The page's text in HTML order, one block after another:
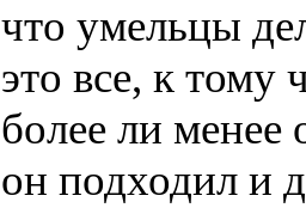
что умельцы
это все, к тому
более ли менее
он подходил и